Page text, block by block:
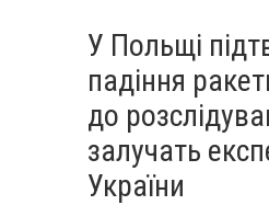
У Польщі
падіння
до
залучать
України